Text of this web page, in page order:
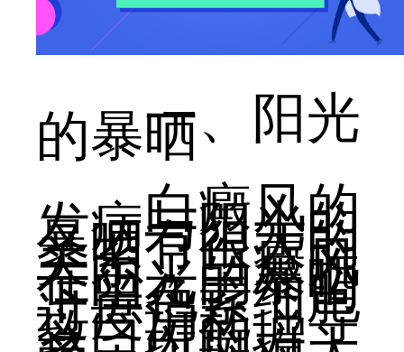
一、阳光
的暴晒
白癜风的
发病与阳光的
暴晒有很大的
关系，白癜风
在阳光的暴晒
下黑色素细胞
过度消耗，导
致白斑的增